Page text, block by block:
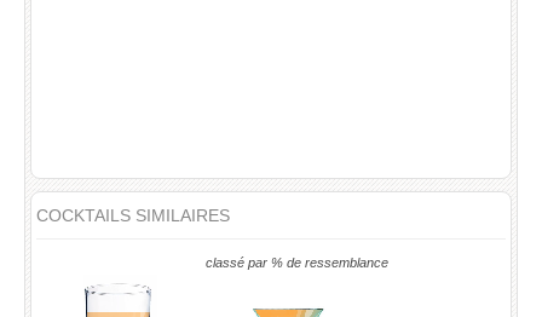
COCKTAILS SIMILAIRES
classé par % de ressemblance